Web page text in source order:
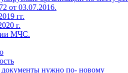
от 03.07.2016.
гг.
г.
МЧС.
документы нужно по- новому